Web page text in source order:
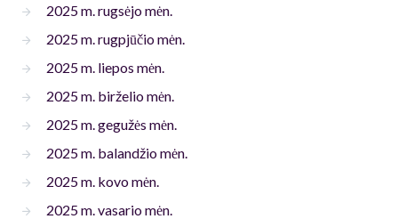
2025 m. rugsėjo mėn.
2025 m. rugpjūčio mėn.
2025 m. liepos mėn.
2025 m. birželio mėn.
2025 m. gegužės mėn.
2025 m. balandžio mėn.
2025 m. kovo mėn.
2025 m. vasario mėn.